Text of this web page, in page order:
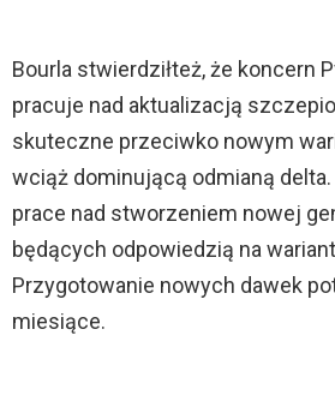
Bourla stwierdziłteż, że koncern
pracuje nad aktualizacją
skuteczne przeciwko nowym
wciąż dominującą odmianą
prace nad stworzeniem nowej
będących odpowiedzią na
Przygotowanie nowych dawek
miesiące.